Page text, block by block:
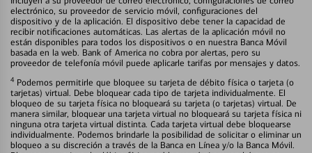
electrónico, su proveedor de servicio móvil, configuraciones del
dispositivo y de la aplicación. El dispositivo debe tener la capacidad de
recibir notificaciones automáticas. Las alertas de la aplicación móvil no
están disponibles para todos los dispositivos o en nuestra Banca Móvil
basada en la web. Bank of America no cobra por alertas, pero su
proveedor de telefonía móvil puede aplicarle tarifas por mensajes y datos.
4 Podemos permitirle que bloquee su tarjeta de débito física o tarjeta (o
tarjetas) virtual. Debe bloquear cada tipo de tarjeta individualmente. El
bloqueo de su tarjeta física no bloqueará su tarjeta (o tarjetas) virtual. De
manera similar, bloquear una tarjeta virtual no bloqueará su tarjeta física ni
ninguna otra tarjeta virtual distinta. Cada tarjeta virtual debe bloquearse
individualmente. Podemos brindarle la posibilidad de solicitar o eliminar un
bloqueo a su discreción a través de la Banca en Línea y/o la Banca Móvil.